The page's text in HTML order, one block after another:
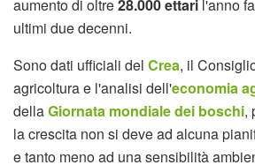
aumento di oltre28.000 ettari l'anno
ultimi due decenni.
Sono dati ufficiali del Crea, il
agricoltura e l'analisi dell'economia
dellaGiornata mondiale dei boschi,
la crescita non si deve ad alcuna
e tanto meno ad una sensibilità